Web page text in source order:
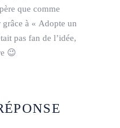
que comme
à « Adopte un
pas fan de l’idée,
😉